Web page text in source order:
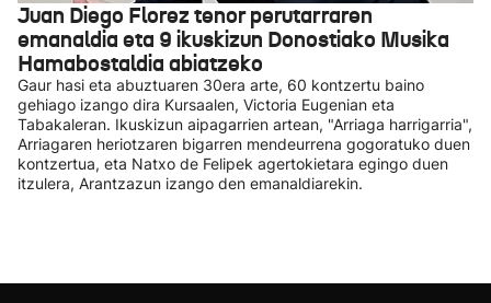
Juan Diego Florez tenor perutarraren
emanaldia eta 9 ikuskizun Donostiako Musika
Hamabostaldia abiatzeko
Gaur hasi eta abuztuaren 30era arte, 60 kontzertu baino
gehiago izango dira Kursaalen, Victoria Eugenian eta
Tabakaleran. Ikuskizun aipagarrien artean, "Arriaga harrigarria",
Arriagaren heriotzaren bigarren mendeurrena gogoratuko duen
kontzertua, eta Natxo de Felipek agertokietara egingo duen
itzulera, Arantzazun izango den emanaldiarekin.